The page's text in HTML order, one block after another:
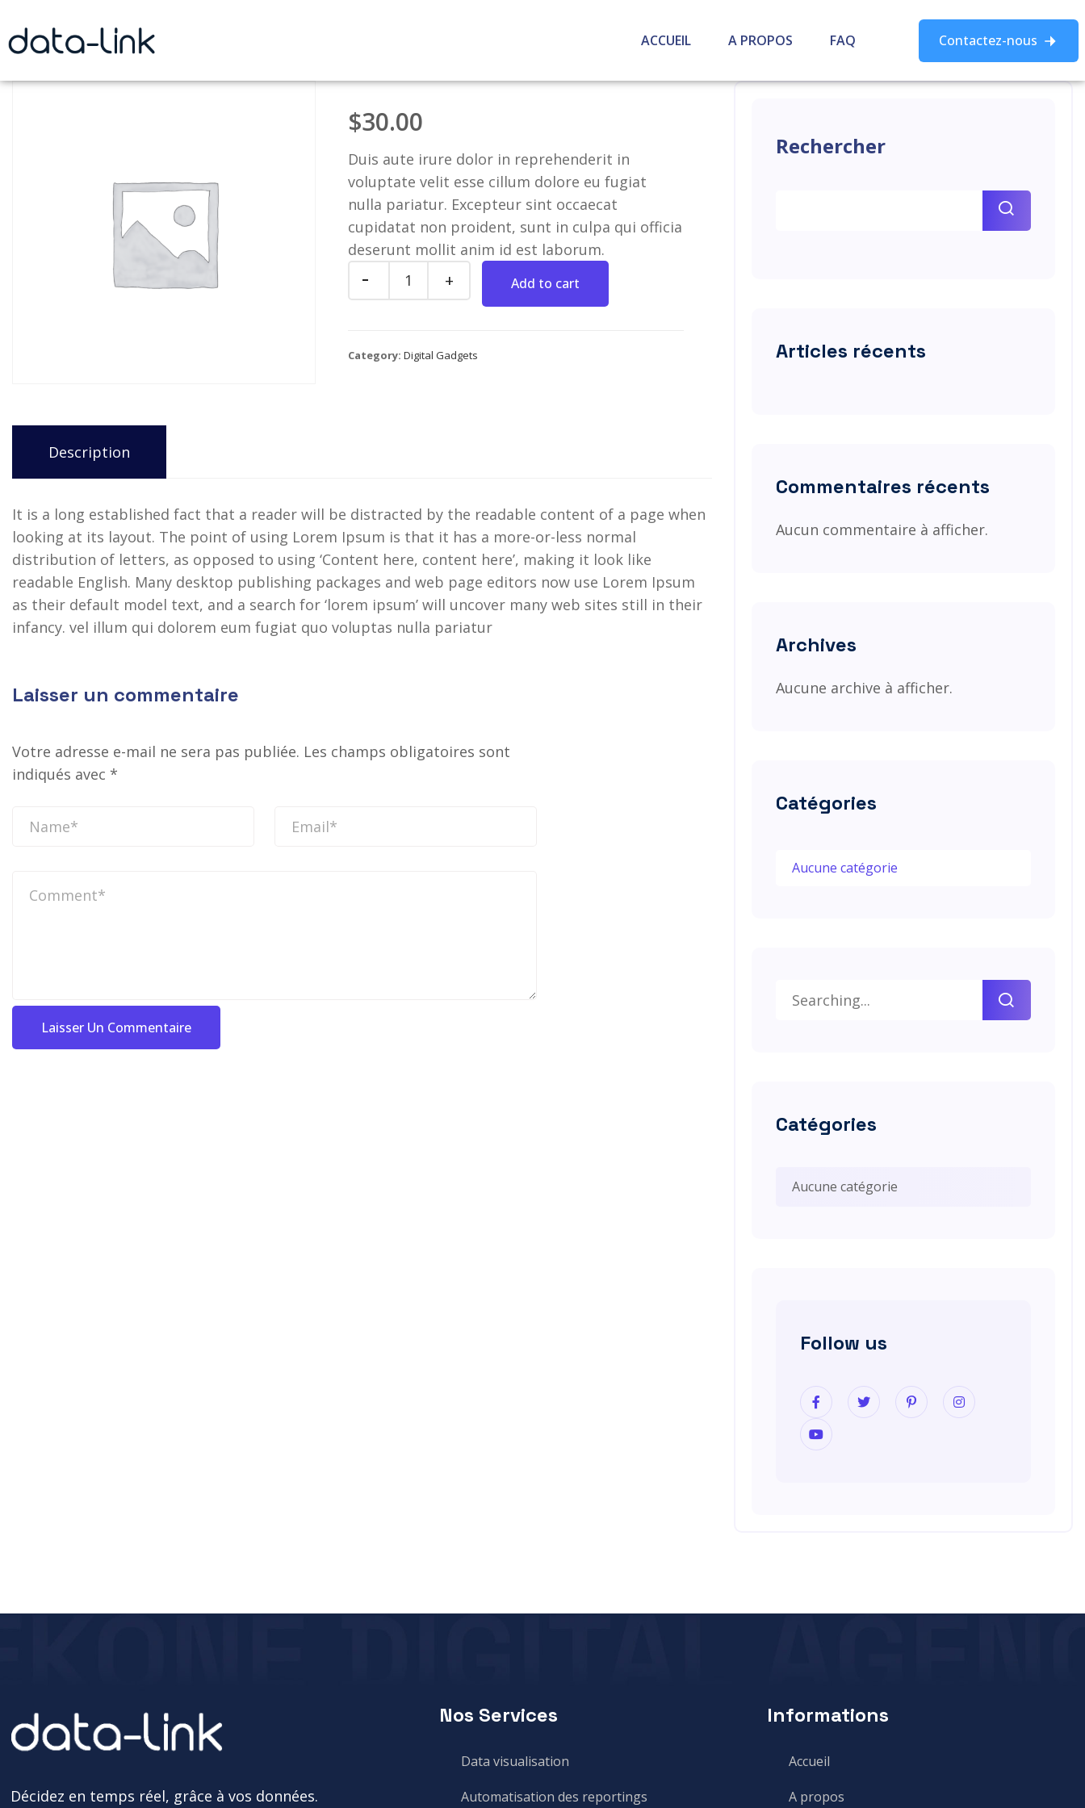
ACCUEIL A PROPOS FAQ Contactez-nous
$30.00
Duis aute irure dolor in reprehenderit in
voluptate velit esse cillum dolore eu fugiat
nulla pariatur. Excepteur sint occaecat
cupidatat non proident, sunt in culpa qui officia
deserunt mollit anim id est laborum.
Add to cart
Category: Digital Gadgets
Description
It is a long established fact that a reader will be distracted by the readable content of a page when
looking at its layout. The point of using Lorem Ipsum is that it has a more-or-less normal
distribution of letters, as opposed to using ‘Content here, content here’, making it look like
readable English. Many desktop publishing packages and web page editors now use Lorem Ipsum
as their default model text, and a search for ‘lorem ipsum’ will uncover many web sites still in their
infancy. vel illum qui dolorem eum fugiat quo voluptas nulla pariatur
Laisser un commentaire
Votre adresse e-mail ne sera pas publiée. Les champs obligatoires sont
indiqués avec *
Rechercher
Articles récents
Commentaires récents
Aucun commentaire à afficher.
Archives
Aucune archive à afficher.
Catégories
Aucune catégorie
Catégories
Aucune catégorie
Follow us
Décidez en temps réel, grâce à vos données.
Nos Services
Data visualisation
Automatisation des reportings
Informations
Accueil
A propos